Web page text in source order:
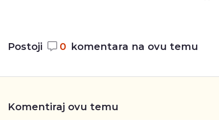
Postoji 0 komentara na ovu temu
Komentiraj ovu temu